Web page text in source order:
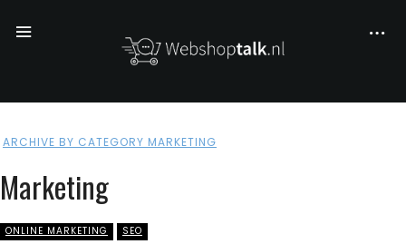
ARCHIVE BY CATEGORY MARKETING
Marketing
ONLINE MARKETING SEO